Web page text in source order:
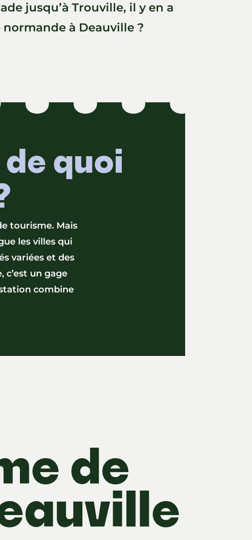
jusqu’à Trouville, il y en a
à Deauville ?
quoi
tourisme. Mais
les villes qui
variées et des
c’est un gage
combine
de